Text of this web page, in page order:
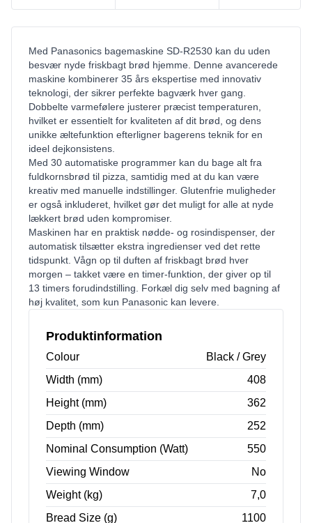
Med Panasonics bagemaskine SD-R2530 kan du uden
besvær nyde friskbagt brød hjemme. Denne avancerede
maskine kombinerer 35 års ekspertise med innovativ
teknologi, der sikrer perfekte bagværk hver gang.
Dobbelte varmefølere justerer præcist temperaturen,
hvilket er essentielt for kvaliteten af dit brød, og dens
unikke æltefunktion efterligner bagerens teknik for en
ideel dejkonsistens.
Med 30 automatiske programmer kan du bage alt fra
fuldkornsbrød til pizza, samtidig med at du kan være
kreativ med manuelle indstillinger. Glutenfrie muligheder
er også inkluderet, hvilket gør det muligt for alle at nyde
lækkert brød uden kompromiser.
Maskinen har en praktisk nødde- og rosindispenser, der
automatisk tilsætter ekstra ingredienser ved det rette
tidspunkt. Vågn op til duften af friskbagt brød hver
morgen – takket være en timer-funktion, der giver op til
13 timers forudindstilling. Forkæl dig selv med bagning af
høj kvalitet, som kun Panasonic kan levere.
Produktinformation
Colour
Black / Grey
Width (mm)
408
Height (mm)
362
Depth (mm)
252
Nominal Consumption (Watt)
550
Viewing Window
No
Weight (kg)
7,0
Bread Size (g)
1100